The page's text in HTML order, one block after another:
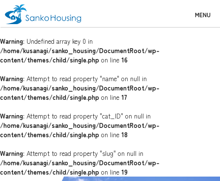
MENU
Warning: Undefined array key 0 in
/home/kusanagi/sanko_housing/DocumentRoot/wp-
content/themes/child/single.php on line 16
Warning: Attempt to read property "name" on null in
/home/kusanagi/sanko_housing/DocumentRoot/wp-
content/themes/child/single.php on line 17
Warning: Attempt to read property "cat_ID" on null in
/home/kusanagi/sanko_housing/DocumentRoot/wp-
content/themes/child/single.php on line 18
Warning: Attempt to read property "slug" on null in
/home/kusanagi/sanko_housing/DocumentRoot/wp-
content/themes/child/single.php on line 19